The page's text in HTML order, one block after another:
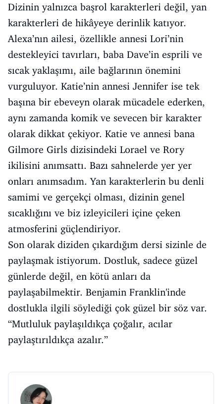
Dizinin yalnızca başrol karakterleri değil, yan
karakterleri de hikâyeye derinlik katıyor.
Alexa’nın ailesi, özellikle annesi Lori’nin
destekleyici tavırları, baba Dave’in esprili ve
sıcak yaklaşımı, aile bağlarının önemini
vurguluyor. Katie’nin annesi Jennifer ise tek
başına bir ebeveyn olarak mücadele ederken,
aynı zamanda komik ve sevecen bir karakter
olarak dikkat çekiyor. Katie ve annesi bana
Gilmore Girls dizisindeki Lorael ve Rory
ikilisini anımsattı. Bazı sahnelerde yer yer
onları anımsadım. Yan karakterlerin bu denli
samimi ve gerçekçi olması, dizinin genel
sıcaklığını ve biz izleyicileri içine çeken
atmosferini güçlendiriyor.
Son olarak diziden çıkardığım dersi sizinle de
paylaşmak istiyorum. Dostluk, sadece güzel
günlerde değil, en kötü anları da
paylaşabilmektir. Benjamin Franklin'inde
dostlukla ilgili söylediği çok güzel bir söz var.
“Mutluluk paylaşıldıkça çoğalır, acılar
paylaştırıldıkça azalır.”